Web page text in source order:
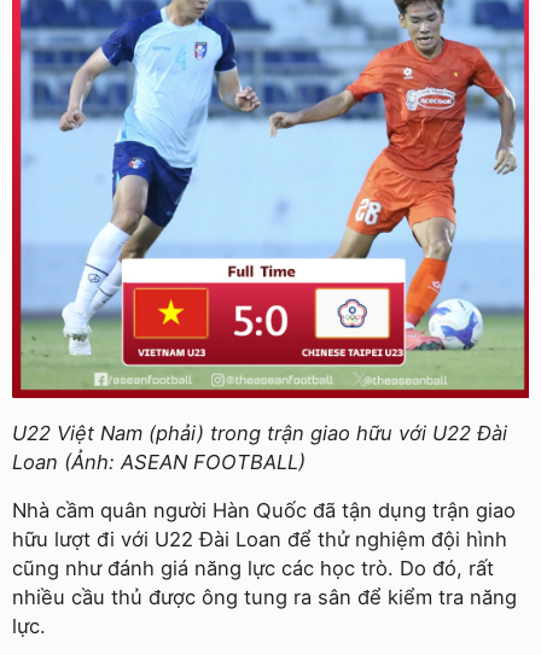
U22 Việt Nam (phải) trong trận giao hữu với U22 Đài
Loan (Ảnh: ASEAN FOOTBALL)
Nhà cầm quân người Hàn Quốc đã tận dụng trận giao
hữu lượt đi với U22 Đài Loan để thử nghiệm đội hình
cũng như đánh giá năng lực các học trò. Do đó, rất
nhiều cầu thủ được ông tung ra sân để kiểm tra năng
lực.